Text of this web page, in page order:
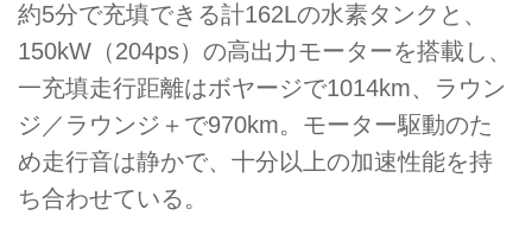
約5分で充填できる計162Lの水素タンクと、
150kW（204ps）の高出力モーターを搭載し、
一充填走行距離はボヤージで1014km、ラウン
ジ／ラウンジ＋で970km。モーター駆動のた
め走行音は静かで、十分以上の加速性能を持
ち合わせている。